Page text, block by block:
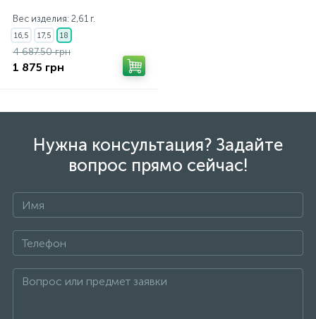
Вес изделия: 2,61 г.
16,5 17,5 18
4 687.50 грн
1 875 грн
Нужна консультация? Задайте
вопрос прямо сейчас!